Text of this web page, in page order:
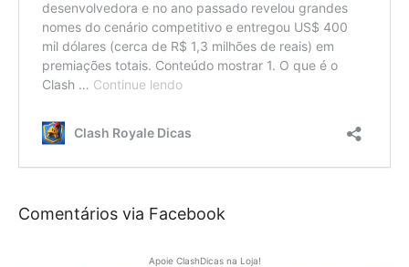
Comentários via Facebook
Apoie ClashDicas na Loja!